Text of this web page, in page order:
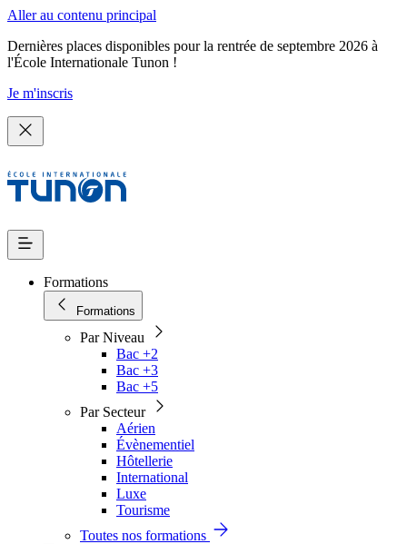
Aller au contenu principal
Dernières places disponibles pour la rentrée de septembre 2026 à
l'École Internationale Tunon !
Je m'inscris
Formations
Formations
Par Niveau
Bac +2
Bac +3
Bac +5
Par Secteur
Aérien
Évènementiel
Hôtellerie
International
Luxe
Tourisme
Toutes nos formations